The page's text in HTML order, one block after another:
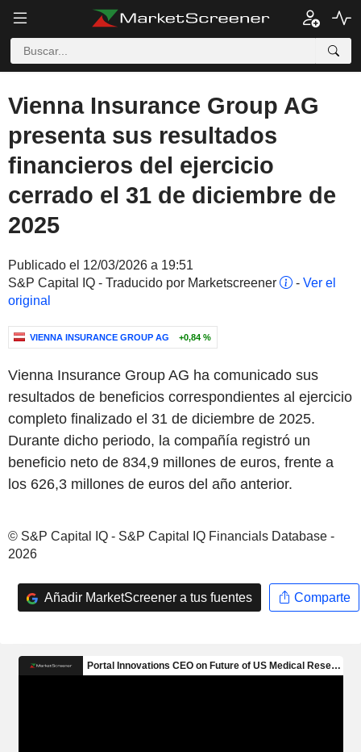
Vienna Insurance Group AG
presenta sus resultados
financieros del ejercicio
cerrado el 31 de diciembre de
2025
Publicado el 12/03/2026 a 19:51
S&P Capital IQ - Traducido por Marketscreener
- Ver el
original
VIENNA INSURANCE GROUP AG +0,84 %
Vienna Insurance Group AG ha comunicado sus
resultados de beneficios correspondientes al ejercicio
completo finalizado el 31 de diciembre de 2025.
Durante dicho periodo, la compañía registró un
beneficio neto de 834,9 millones de euros, frente a
los 626,3 millones de euros del año anterior.
© S&P Capital IQ - S&P Capital IQ Financials Database -
2026
Añadir MarketScreener a tus fuentes Comparte